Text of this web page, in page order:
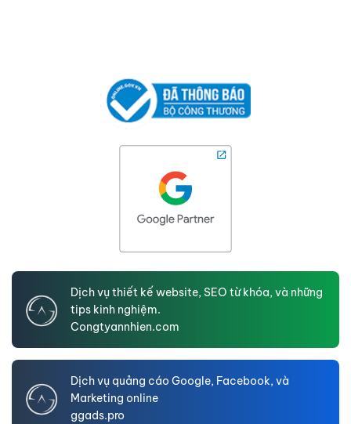
Dịch vụ thiết kế website, SEO từ khóa, và những
tips kinh nghiệm.
Congtyannhien.com
Dịch vụ quảng cáo Google, Facebook, và
Marketing online
ggads.pro